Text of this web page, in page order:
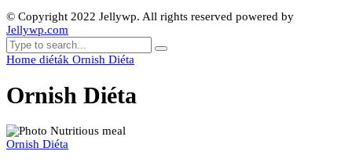
© Copyright 2022 Jellywp. All rights reserved powered by
Jellywp.com
Home diéták Ornish Diéta
Ornish Diéta
Ornish Diéta